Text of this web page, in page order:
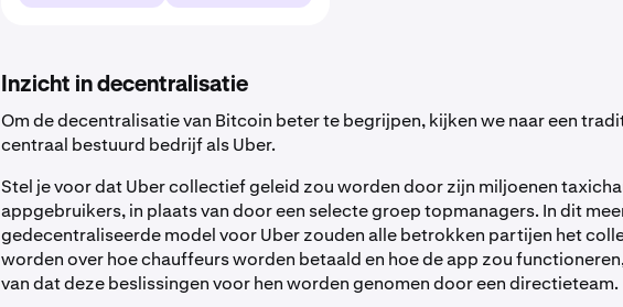
Inzicht in decentralisatie
Om de decentralisatie van Bitcoin beter te begrijpen, kijken we naar een
centraal bestuurd bedrijf als Uber.
Stel je voor dat Uber collectief geleid zou worden door zijn miljoenen
appgebruikers, in plaats van door een selecte groep topmanagers. In dit
gedecentraliseerde model voor Uber zouden alle betrokken partijen het
worden over hoe chauffeurs worden betaald en hoe de app zou
van dat deze beslissingen voor hen worden genomen door een directieteam.